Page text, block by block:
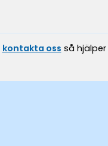
kontakta oss så hjälper